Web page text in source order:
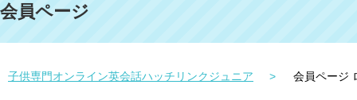
会員ページ
子供専門オンライン英会話ハッチリンクジュニア 会員ページ